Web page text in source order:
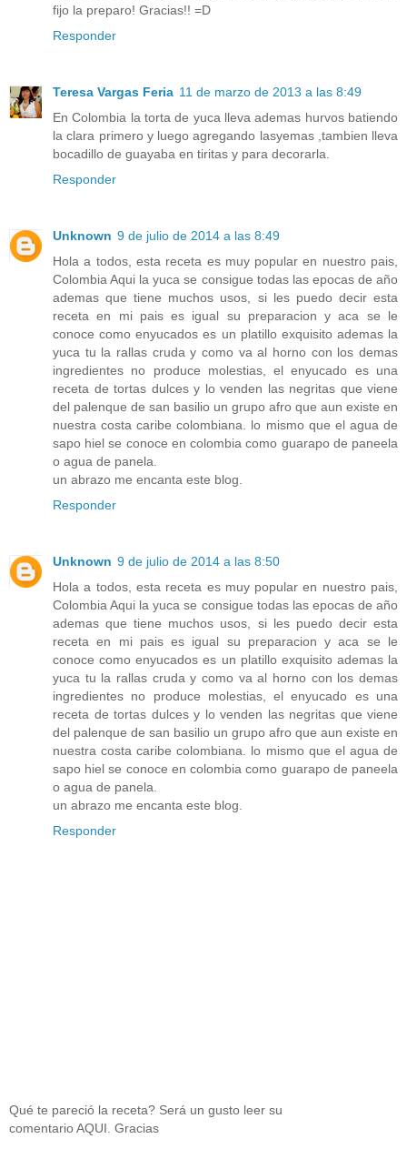
fijo la preparo! Gracias!! =D
Responder
Teresa Vargas Feria 11 de marzo de 2013 a las 8:49
En Colombia la torta de yuca lleva ademas hurvos batiendo
la clara primero y luego agregando lasyemas ,tambien lleva
bocadillo de guayaba en tiritas y para decorarla.
Responder
Unknown 9 de julio de 2014 a las 8:49
Hola a todos, esta receta es muy popular en nuestro pais,
Colombia Aqui la yuca se consigue todas las epocas de año
ademas que tiene muchos usos, si les puedo decir esta
receta en mi pais es igual su preparacion y aca se le
conoce como enyucados es un platillo exquisito ademas la
yuca tu la rallas cruda y como va al horno con los demas
ingredientes no produce molestias, el enyucado es una
receta de tortas dulces y lo venden las negritas que viene
del palenque de san basilio un grupo afro que aun existe en
nuestra costa caribe colombiana. lo mismo que el agua de
sapo hiel se conoce en colombia como guarapo de paneela
o agua de panela.
un abrazo me encanta este blog.
Responder
Unknown 9 de julio de 2014 a las 8:50
Hola a todos, esta receta es muy popular en nuestro pais,
Colombia Aqui la yuca se consigue todas las epocas de año
ademas que tiene muchos usos, si les puedo decir esta
receta en mi pais es igual su preparacion y aca se le
conoce como enyucados es un platillo exquisito ademas la
yuca tu la rallas cruda y como va al horno con los demas
ingredientes no produce molestias, el enyucado es una
receta de tortas dulces y lo venden las negritas que viene
del palenque de san basilio un grupo afro que aun existe en
nuestra costa caribe colombiana. lo mismo que el agua de
sapo hiel se conoce en colombia como guarapo de paneela
o agua de panela.
un abrazo me encanta este blog.
Responder
Qué te pareció la receta? Será un gusto leer su
comentario AQUI. Gracias